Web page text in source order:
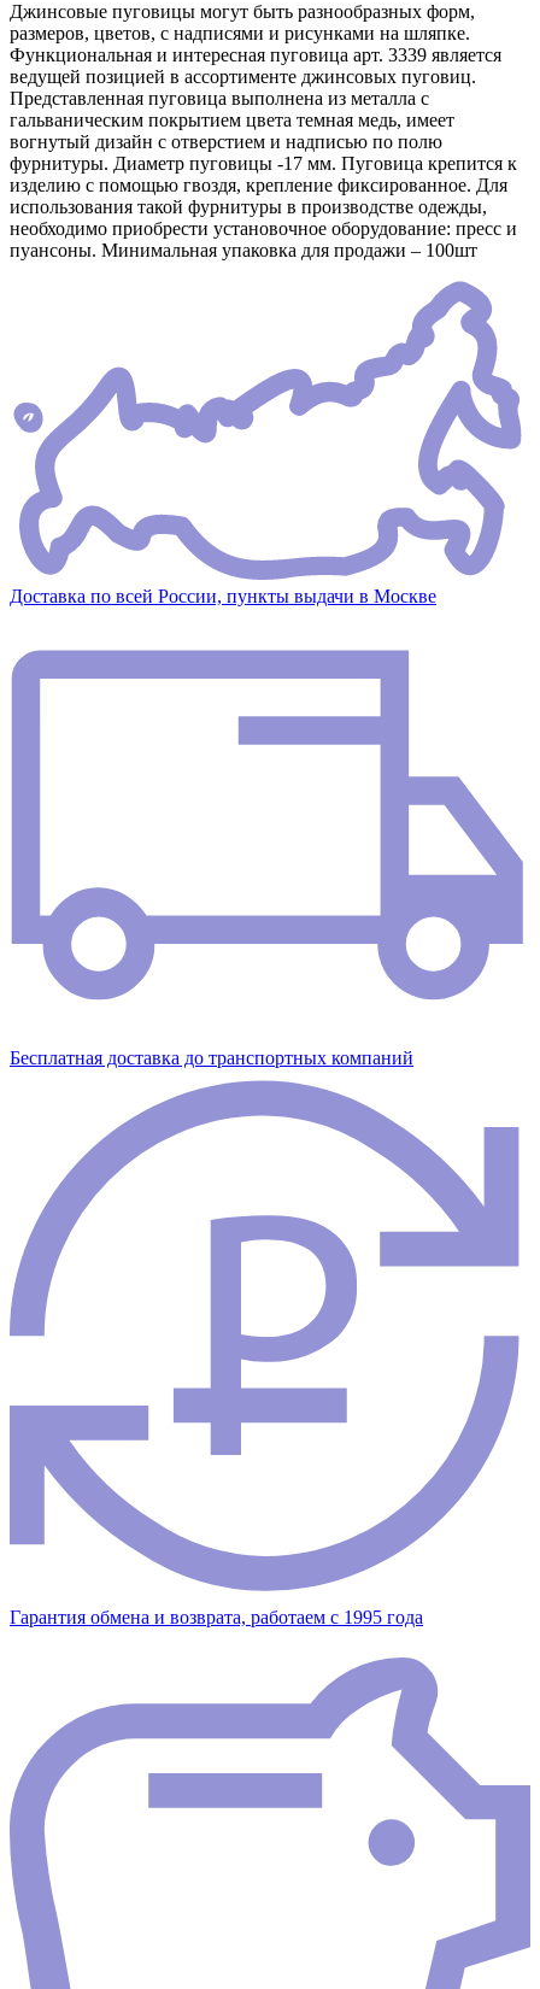
Джинсовые пуговицы могут быть разнообразных форм,
размеров, цветов, с надписями и рисунками на шляпке.
Функциональная и интересная пуговица арт. 3339 является
ведущей позицией в ассортименте джинсовых пуговиц.
Представленная пуговица выполнена из металла с
гальваническим покрытием цвета темная медь, имеет
вогнутый дизайн с отверстием и надписью по полю
фурнитуры. Диаметр пуговицы -17 мм. Пуговица крепится к
изделию с помощью гвоздя, крепление фиксированное. Для
использования такой фурнитуры в производстве одежды,
необходимо приобрести установочное оборудование: пресс и
пуансоны. Минимальная упаковка для продажи – 100шт
Доставка по всей России, пункты выдачи в Москве
Бесплатная доставка до транспортных компаний
Гарантия обмена и возврата, работаем с 1995 года